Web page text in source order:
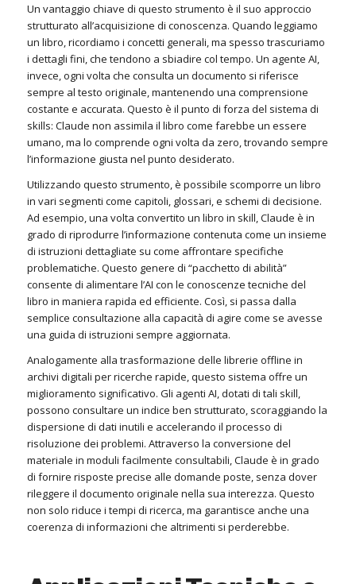
Un vantaggio chiave di questo strumento è il suo approccio
strutturato all’acquisizione di conoscenza. Quando leggiamo
un libro, ricordiamo i concetti generali, ma spesso trascuriamo
i dettagli fini, che tendono a sbiadire col tempo. Un agente AI,
invece, ogni volta che consulta un documento si riferisce
sempre al testo originale, mantenendo una comprensione
costante e accurata. Questo è il punto di forza del sistema di
skills: Claude non assimila il libro come farebbe un essere
umano, ma lo comprende ogni volta da zero, trovando sempre
l’informazione giusta nel punto desiderato.
Utilizzando questo strumento, è possibile scomporre un libro
in vari segmenti come capitoli, glossari, e schemi di decisione.
Ad esempio, una volta convertito un libro in skill, Claude è in
grado di riprodurre l’informazione contenuta come un insieme
di istruzioni dettagliate su come affrontare specifiche
problematiche. Questo genere di “pacchetto di abilità”
consente di alimentare l’AI con le conoscenze tecniche del
libro in maniera rapida ed efficiente. Così, si passa dalla
semplice consultazione alla capacità di agire come se avesse
una guida di istruzioni sempre aggiornata.
Analogamente alla trasformazione delle librerie offline in
archivi digitali per ricerche rapide, questo sistema offre un
miglioramento significativo. Gli agenti AI, dotati di tali skill,
possono consultare un indice ben strutturato, scoraggiando la
dispersione di dati inutili e accelerando il processo di
risoluzione dei problemi. Attraverso la conversione del
materiale in moduli facilmente consultabili, Claude è in grado
di fornire risposte precise alle domande poste, senza dover
rileggere il documento originale nella sua interezza. Questo
non solo riduce i tempi di ricerca, ma garantisce anche una
coerenza di informazioni che altrimenti si perderebbe.